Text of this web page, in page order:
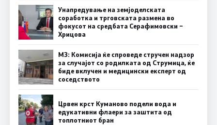
Унапредување на земјоделската
соработка и трговската размена во
фокусот на средбата Серафимовски –
Хрицова
МЗ: Комисија ќе спроведе стручен надзор
за случајот со родилката од Струмица, ќе
биде вклучен и медицински експерт од
соседството
Црвен крст Куманово подели вода и
едукативни флаери за заштита од
топлотниот бран